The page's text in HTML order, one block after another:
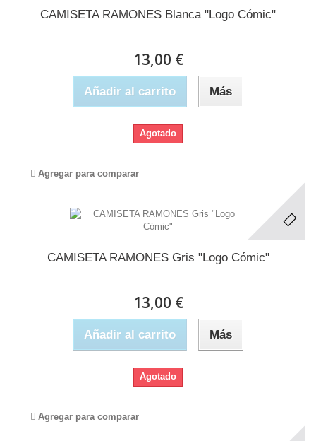
CAMISETA RAMONES Blanca "Logo Cómic"
13,00 €
Añadir al carrito Más
Agotado
Agregar para comparar
CAMISETA RAMONES Gris "Logo Cómic"
13,00 €
Añadir al carrito Más
Agotado
Agregar para comparar